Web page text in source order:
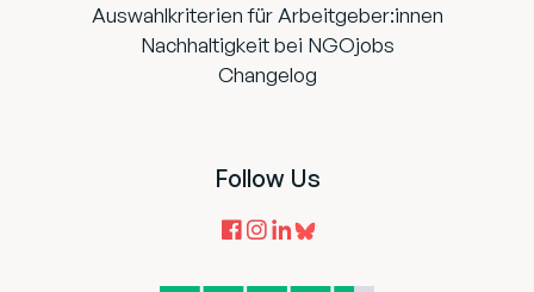
Auswahlkriterien für Arbeitgeber:innen
Nachhaltigkeit bei NGOjobs
Changelog
Follow Us